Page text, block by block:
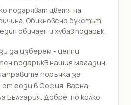
подаряват цветя на
Обикновено букетът
обичаен и хубав подарък
да изберем - ценни
подаръкВ нашия магазин
поръчка за
рози в София, Варна,
България. Добре, но колко